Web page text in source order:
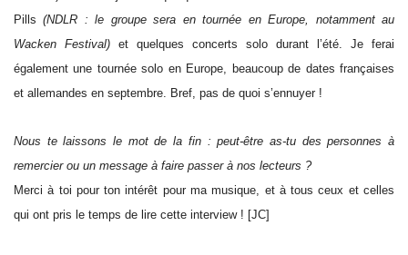
Pills(NDLR : le groupe sera en tournée en Europe, notamment au
Wacken Festival) et quelques concerts solo durant l’été. Je ferai
également une tournée solo en Europe, beaucoup de dates françaises
et allemandes en septembre. Bref, pas de quoi s’ennuyer !
Nous te laissons le mot de la fin : peut-être as-tu des personnes à
remercier ou un message à faire passer à nos lecteurs ?
Merci à toi pour ton intérêt pour ma musique, et à tous ceux et celles
qui ont pris le temps de lire cette interview ! [JC]